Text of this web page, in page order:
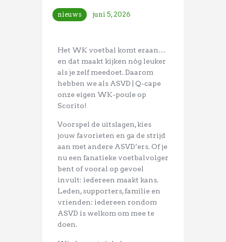
nieuws juni 5, 2026
Het WK voetbal komt eraan…
en dat maakt kijken nóg leuker
als je zelf meedoet. Daarom
hebben we als ASVD | Q-cape
onze eigen WK-poule op
Scorito!
Voorspel de uitslagen, kies
jouw favorieten en ga de strijd
aan met andere ASVD’ers. Of je
nu een fanatieke voetbalvolger
bent of vooral op gevoel
invult: iedereen maakt kans.
Leden, supporters, familie en
vrienden: iedereen rondom
ASVD is welkom om mee te
doen.